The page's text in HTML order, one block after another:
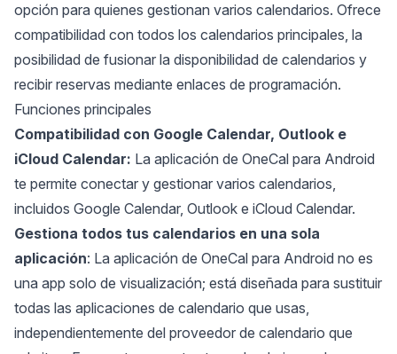
opción para quienes gestionan varios calendarios. Ofrece
compatibilidad con todos los calendarios principales, la
posibilidad de fusionar la disponibilidad de calendarios y
recibir reservas mediante enlaces de programación.
Funciones principales
Compatibilidad con Google Calendar, Outlook e
iCloud Calendar: La aplicación de OneCal para Android
te permite conectar y gestionar varios calendarios,
incluidos Google Calendar, Outlook e iCloud Calendar.
Gestiona todos tus calendarios en una sola
aplicación: La aplicación de OneCal para Android no es
una app solo de visualización; está diseñada para sustituir
todas las aplicaciones de calendario que usas,
independientemente del proveedor de calendario que